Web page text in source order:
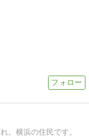
。横浜の住民です。